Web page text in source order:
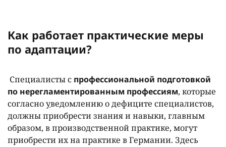
Как работает практические меры
по адаптации?
Специалисты с профессиональной подготовкой
по нерегламентированным профессиям, которые
согласноуведомлению о дефиците специалистов,
должны приобрести знания и навыки, главным
образом, в производственной практике, могут
приобрести их на практике в Германии. Здесь